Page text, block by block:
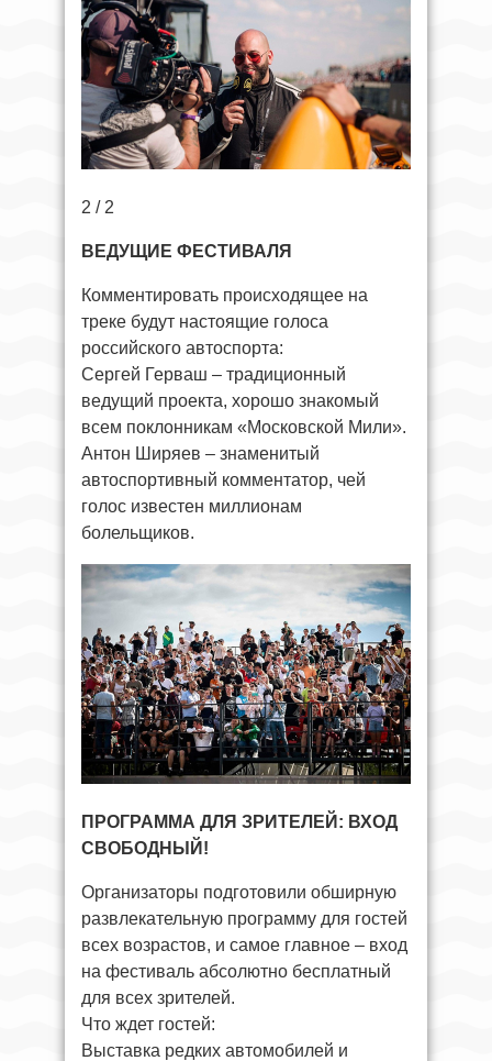
2 / 2
ВЕДУЩИЕ ФЕСТИВАЛЯ
Комментировать происходящее на
треке будут настоящие голоса
российского автоспорта:
Сергей Герваш – традиционный
ведущий проекта, хорошо знакомый
всем поклонникам «Московской Мили».
Антон Ширяев – знаменитый
автоспортивный комментатор, чей
голос известен миллионам
болельщиков.
ПРОГРАММА ДЛЯ ЗРИТЕЛЕЙ: ВХОД
СВОБОДНЫЙ!
Организаторы подготовили обширную
развлекательную программу для гостей
всех возрастов, и самое главное – вход
на фестиваль абсолютно бесплатный
для всех зрителей.
Что ждет гостей:
Выставка редких автомобилей и